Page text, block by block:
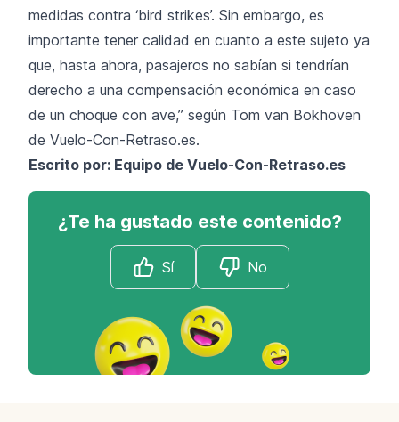
medidas contra ‘bird strikes’. Sin embargo, es
importante tener calidad en cuanto a este sujeto ya
que, hasta ahora, pasajeros no sabían si tendrían
derecho a una compensación económica en caso
de un choque con ave,” según Tom van Bokhoven
de Vuelo-Con-Retraso.es.
Escrito por: Equipo de Vuelo-Con-Retraso.es
¿Te ha gustado este contenido?
Sí No